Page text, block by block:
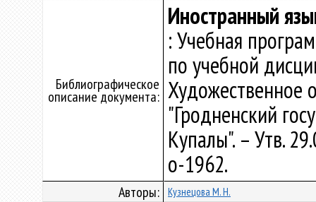
Библиографическое
описание документа:
Иностранный
: Учебная
по учебной
Художественное
"Гродненский
Купалы". – Утв.
о-1962.
Авторы: Кузнецова М. Н.